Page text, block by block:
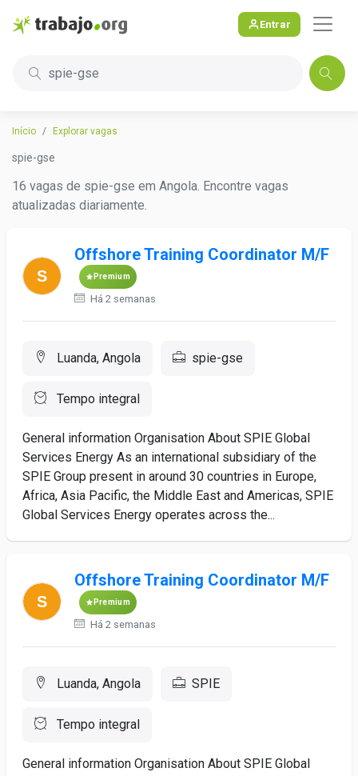
Entrar
spie-gse
Início Explorar vagas
spie-gse
16 vagas de spie-gse em Angola. Encontre vagas
atualizadas diariamente.
Offshore Training Coordinator M/F
Premium
Há 2 semanas
Luanda, Angola spie-gse
Tempo integral
General information Organisation About SPIE Global
Services Energy As an international subsidiary of the
SPIE Group present in around 30 countries in Europe,
Africa, Asia Pacific, the Middle East and Americas, SPIE
Global Services Energy operates across the...
Offshore Training Coordinator M/F
Premium
Há 2 semanas
Luanda, Angola SPIE
Tempo integral
General information Organisation About SPIE Global